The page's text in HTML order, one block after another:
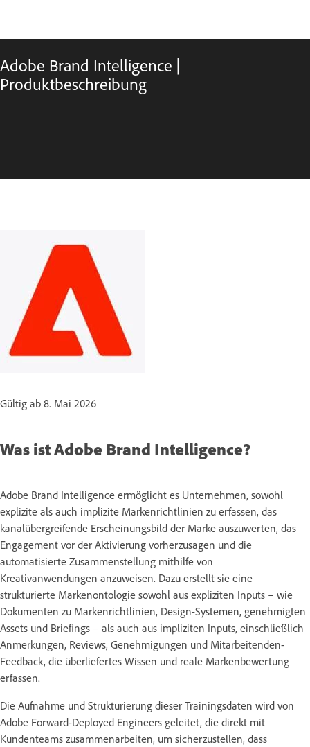
Adobe Brand Intelligence |
Produktbeschreibung
Gültig ab 8. Mai 2026
Was ist Adobe Brand Intelligence?
Adobe Brand Intelligence ermöglicht es Unternehmen, sowohl
explizite als auch implizite Markenrichtlinien zu erfassen, das
kanalübergreifende Erscheinungsbild der Marke auszuwerten, das
Engagement vor der Aktivierung vorherzusagen und die
automatisierte Zusammenstellung mithilfe von
Kreativanwendungen anzuweisen. Dazu erstellt sie eine
strukturierte Markenontologie sowohl aus expliziten Inputs – wie
Dokumenten zu Markenrichtlinien, Design-Systemen, genehmigten
Assets und Briefings – als auch aus impliziten Inputs, einschließlich
Anmerkungen, Reviews, Genehmigungen und Mitarbeitenden-
Feedback, die überliefertes Wissen und reale Markenbewertung
erfassen.
Die Aufnahme und Strukturierung dieser Trainingsdaten wird von
Adobe Forward-Deployed Engineers geleitet, die direkt mit
Kundenteams zusammenarbeiten, um sicherzustellen, dass